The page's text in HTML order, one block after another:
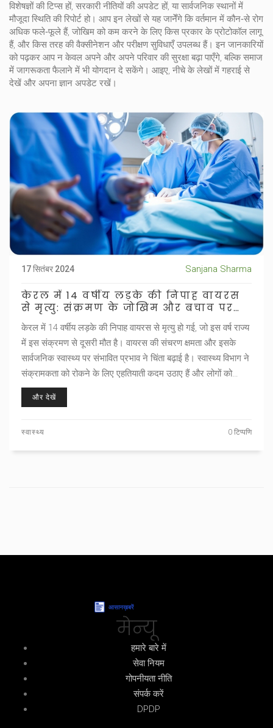
विशेषज्ञों की टिप्स हों, सरकारी नीतियों की अपडेट हों, या सार्वजनिक स्थानों में
मौजूदा स्थिति की रिपोर्ट हो। आप इन लेखों से यह जानेँगे कि वर्तमान में कौन‑से रोग
अधिक फले‑फूले हैं, जोखिम को कम करने के लिए किस प्रकार के प्रोटोकॉल लागू
हैं, और किस तरह की वैक्सीनेशन और परीक्षण सुविधाएँ उपलब्ध हैं। इन जानकारियों
को पढ़कर आप न केवल अपने और अपने परिवार की सुरक्षा बढ़ा पाएँगे, बल्कि समाज
में जागरूकता फैलाने में भी योगदान दे सकेंगे। आइए, नीचे के लेखों में गहराई से
देखें और अपना ज्ञान अपडेट रखें।
17 सितंबर 2024 Sanjana Sharma
केरल में 14 वर्षीय लड़के की निपाह वायरस
से मृत्यु: संक्रमण के जोखिम और बचाव पर
ध्यान
केरल में 14 वर्षीय लड़के की निपाह वायरस से मृत्यु हो गई, जो इस वर्ष राज्य
में इस संक्रमण से दूसरी मौत है। वायरस की संचरण क्षमता और इसके
सार्वजनिक स्वास्थ्य पर संभावित प्रभाव ने चिंता बढ़ाई है। स्वास्थ्य विभाग ने
संक्रामकता को रोकने के लिए एहतियाती कदम उठाए हैं और लोगों को
सतर्क रहने की सलाह दी है।
और देखें
स्वास्थ्य 0 टिप्पणि
मेन्यू
हमारे बारे में
सेवा नियम
गोपनीयता नीति
संपर्क करें
DPDP